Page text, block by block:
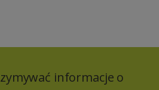
informacje o